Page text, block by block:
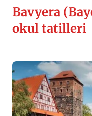
Bavyera
okul tatilleri